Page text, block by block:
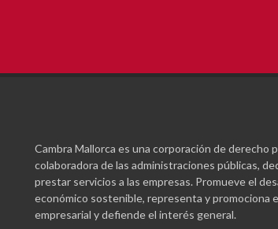
Cambra Mallorca es una corporación de derecho
colaboradora de las administraciones públicas,
prestar servicios a las empresas. Promueve el
económico sostenible, representa y promociona
empresarial y defiende el interés general.